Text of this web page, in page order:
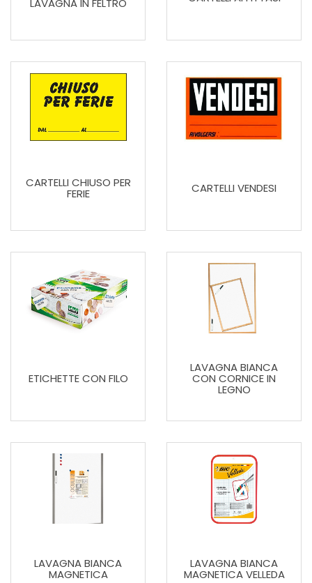
CARTELLI CHIUSO PER
FERIE CARTELLI VENDESI
ETICHETTE CON FILO
LAVAGNA BIANCA
CON CORNICE IN
LEGNO
LAVAGNA BIANCA
MAGNETICA
LAVAGNA BIANCA
MAGNETICA VELLEDA